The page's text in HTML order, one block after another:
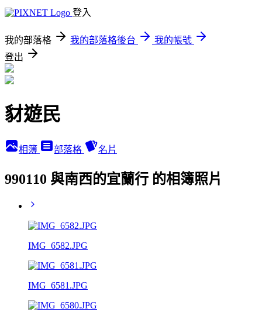
登入
我的部落格 我的部落格後台
我的帳號
登出
豺遊民
相簿 部落格 名片
990110 與南西的宜蘭行 的相簿照片
IMG_6582.JPG
IMG_6581.JPG